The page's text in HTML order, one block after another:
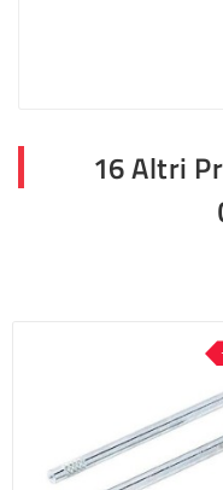
16 Altri